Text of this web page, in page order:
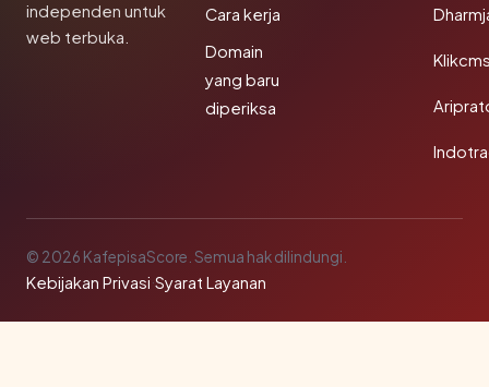
independen untuk
web terbuka.
Cara kerja
Domain
yang baru
diperiksa
© 2026 KafepisaScore. Semua hak dilindungi.
Kebijakan Privasi·Syarat Layanan